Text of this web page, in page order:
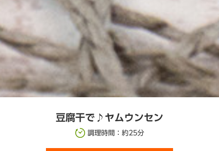
豆腐干で♪ヤムウンセン
調理時間：約25分